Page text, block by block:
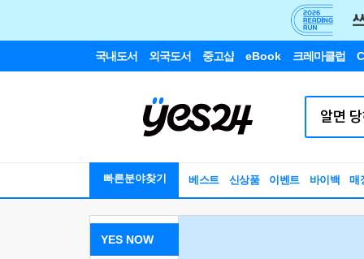
국내도서 외국도서 중고샵 eBook 크레마클럽
빠른분야찾기 베스트 신상품 이벤트 바이백 매
YES NOW